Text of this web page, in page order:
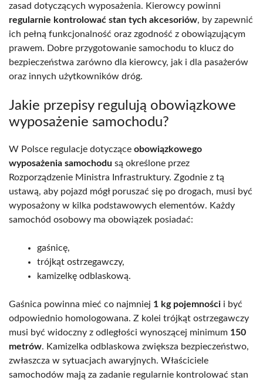
zasad dotyczących wyposażenia. Kierowcy powinni
regularnie kontrolować stan tych akcesoriów, by zapewnić
ich pełną funkcjonalność oraz zgodność z obowiązującym
prawem. Dobre przygotowanie samochodu to klucz do
bezpieczeństwa zarówno dla kierowcy, jak i dla pasażerów
oraz innych użytkowników dróg.
Jakie przepisy regulują obowiązkowe
wyposażenie samochodu?
W Polsce regulacje dotyczące obowiązkowego
wyposażenia samochodu są określone przez
Rozporządzenie Ministra Infrastruktury. Zgodnie z tą
ustawą, aby pojazd mógł poruszać się po drogach, musi być
wyposażony w kilka podstawowych elementów. Każdy
samochód osobowy ma obowiązek posiadać:
gaśnicę,
trójkąt ostrzegawczy,
kamizelkę odblaskową.
Gaśnica powinna mieć co najmniej 1 kg pojemności i być
odpowiednio homologowana. Z kolei trójkąt ostrzegawczy
musi być widoczny z odległości wynoszącej minimum 150
metrów. Kamizelka odblaskowa zwiększa bezpieczeństwo,
zwłaszcza w sytuacjach awaryjnych. Właściciele
samochodów mają za zadanie regularnie kontrolować stan